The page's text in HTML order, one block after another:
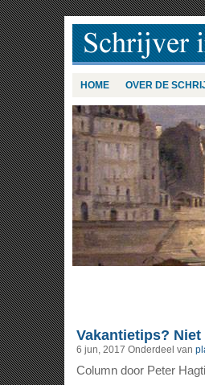
HOME OVER DE
Vakantietips? Niet
6 jun, 2017 Onderdeel van
Column door Peter